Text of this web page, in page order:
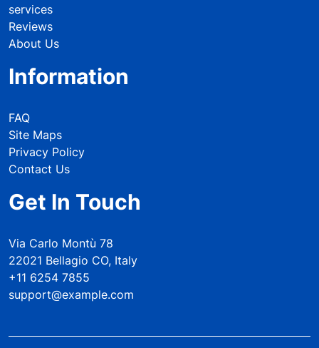
services
Reviews
About Us
Information
FAQ
Site Maps
Privacy Policy
Contact Us
Get In Touch
Via Carlo Montù 78
22021 Bellagio CO, Italy
+11 6254 7855
support@example.com